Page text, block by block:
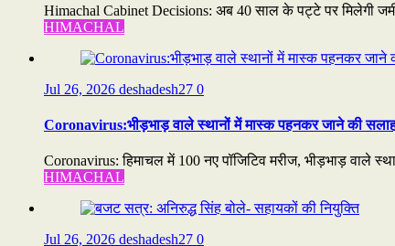
Himachal Cabinet Decisions: अब 40 साल के पट्टे पर मिलेगी
HIMACHAL
Jul 26, 2026 deshadesh27 0
Coronavirus:भीड़भाड़ वाले स्थानों में मास्क पहनकर जाने की
Coronavirus: हिमाचल में 100 नए पॉजिटिव मरीज, भीड़भाड़ वाले
HIMACHAL
Jul 26, 2026 deshadesh27 0